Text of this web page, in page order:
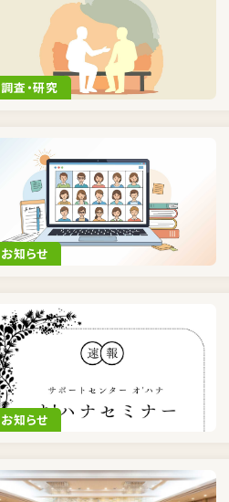
調査・研究
お知らせ
お知らせ